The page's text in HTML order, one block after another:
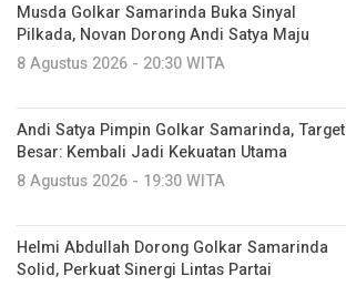
Musda Golkar Samarinda Buka Sinyal
Pilkada, Novan Dorong Andi Satya Maju
8 Agustus 2026 - 20:30 WITA
Andi Satya Pimpin Golkar Samarinda, Target
Besar: Kembali Jadi Kekuatan Utama
8 Agustus 2026 - 19:30 WITA
Helmi Abdullah Dorong Golkar Samarinda
Solid, Perkuat Sinergi Lintas Partai